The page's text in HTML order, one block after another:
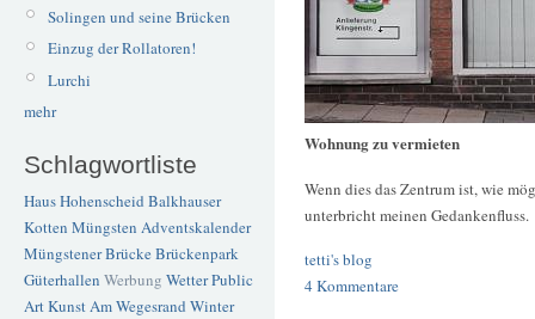
Solingen und seine Brücken
Einzug der Rollatoren!
Lurchi
mehr
Schlagwortliste
Haus Hohenscheid Balkhauser
Kotten Müngsten Adventskalender
Müngstener BrückeBrückenpark
Güterhallen Werbung WetterPublic
ArtKunstAm Wegesrand Winter
Wohnung zu vermieten
Wenn dies das Zentrum ist, wie
unterbricht meinen Gedankenfluss.
tetti's blog
4 Kommentare